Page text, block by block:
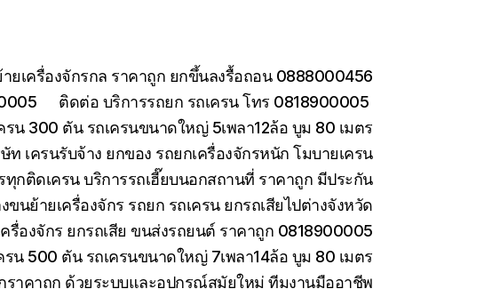
ยเครื่องจักรกล ราคาถูก ยกขึ้นลงรื้อถอน 0888000456
ติดต่อ บริการรถยก รถเครน โทร 0818900005
รน 300 ตัน รถเครนขนาดใหญ่ 5เพลา12ล้อ บูม 80 เมตร
ท เครนรับจ้าง ยกของ รถยกเครื่องจักรหนัก โมบายเครน
ทุกติดเครน บริการรถเฮี๊ยบนอกสถานที่ ราคาถูก มีประกัน
ขนย้ายเครื่องจักร รถยก รถเครน ยกรถเสียไปต่างจังหวัด
รื่องจักร ยกรถเสีย ขนส่งรถยนต์ ราคาถูก 0818900005
รน 500 ตัน รถเครนขนาดใหญ่ 7เพลา14ล้อ บูม 80 เมตร
ราคาถูก ด้วยระบบและอุปกรณ์สมัยใหม่ ทีมงานมืออาชีพ